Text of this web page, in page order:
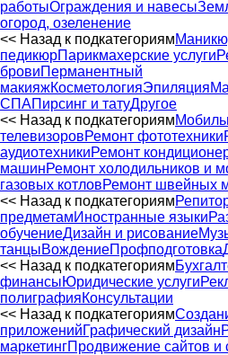
работыОграждения и навесы
огород, озеленение
<< Назад к подкатегориям
педикюрПарикмахерские услуги
бровиПерманентный
макияжКосметологияЭпиляция
СПАПирсинг и татуДругое
<< Назад к подкатегориям
телевизоровРемонт фототехники
аудиотехникиРемонт
машинРемонт холодильников и
газовых котловРемонт швейных
<< Назад к подкатегориям
предметамИностранные языки
обучениеДизайн и рисование
танцыВождениеПрофподготовка
<< Назад к подкатегориям
финансыЮридические услуги
полиграфияКонсультации
<< Назад к подкатегориям
приложенийГрафический дизайн
маркетингПродвижение сайтов и